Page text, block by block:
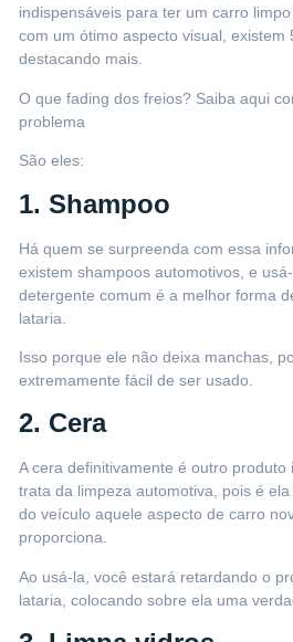
indispensáveis para ter um carro
com um ótimo aspecto visual, existem
destacando mais.
O que fading dos freios? Saiba aqui
problema
São eles:
1. Shampoo
Há quem se surpreenda com essa
existem shampoos automotivos , e
detergente comum é a melhor forma
lataria.
Isso porque ele não deixa manchas,
extremamente fácil de ser usado.
2. Cera
Acera definitivamente é outro produto
trata da limpeza automotiva, pois é
do veículo aquele aspecto de carro
proporciona.
Ao usá-la, você estará retardando o
lataria, colocando sobre ela uma